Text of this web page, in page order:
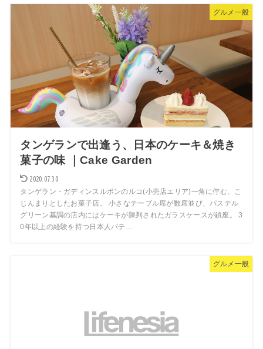
グルメ一般
タンゲランで出逢う、日本のケーキ＆焼き
菓子の味 ｜Cake Garden
2020.07.30
タンゲラン・ガディンスルポンのルコ(小売店エリア)一角に佇む、こ
じんまりとしたお菓子店。 小さなテーブル席が数席並び、パステル
グリーン基調の店内にはケーキが陳列されたガラスケースが鎮座。 3
0年以上の経験を持つ日本人パテ…
グルメ一般